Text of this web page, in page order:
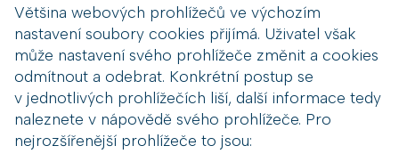
Většina webových prohlížečů ve výchozím
nastavení soubory cookies přijímá. Uživatel však
může nastavení svého prohlížeče změnit a cookies
odmítnout a odebrat. Konkrétní postup se
v jednotlivých prohlížečích liší, další informace tedy
naleznete v nápovědě svého prohlížeče. Pro
nejrozšířenější prohlížeče to jsou: